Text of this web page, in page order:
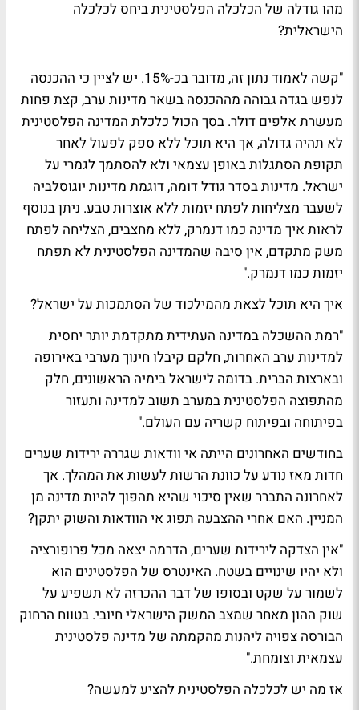
מהו גודלה של הכלכלה הפלסטינית ביחס לכלכלה
הישראלית?
"קשה לאמוד נתון זה, מדובר בכ-15%. יש לציין כי ההכנסה
לנפש בגדה גבוהה מההכנסה בשאר מדינות ערב, קצת פחות
מעשרת אלפים דולר. בסך הכול כלכלת המדינה הפלסטינית
לא תהיה גדולה, אך היא תוכל ללא ספק לפעול לאחר
תקופת הסתגלות באופן עצמאי ולא להסתמך לגמרי על
ישראל. מדינות בסדר גודל דומה, דוגמת מדינות יוגוסלביה
לשעבר מצליחות לפתח יזמות ללא אוצרות טבע. ניתן בנוסף
לראות איך מדינה כמו דנמרק, ללא מחצבים, הצליחה לפתח
משק מתקדם, אין סיבה שהמדינה הפלסטינית לא תפתח
יזמות כמו דנמרק."
איך היא תוכל לצאת מהמילכוד של הסתמכות על ישראל?
"רמת ההשכלה במדינה העתידית מתקדמת יותר יחסית
למדינות ערב האחרות, חלקם קיבלו חינוך מערבי באירופה
ובארצות הברית. בדומה לישראל בימיה הראשונים, חלק
מהתפוצה הפלסטינית במערב תשוב למדינה ותעזור
בפיתוחה ובפיתוח קשריה עם העולם."
בחודשים האחרונים הייתה אי וודאות שגררה ירידות שערים
חדות מאז נודע על כוונת הרשות לעשות את המהלך. אך
לאחרונה התברר שאין סיכוי שהיא תהפוך להיות מדינה מן
המניין. האם אחרי ההצבעה תפוג אי הוודאות והשוק יתקן?
"אין הצדקה לירידות שערים, הדרמה יצאה מכל פרופורציה
ולא יהיו שינויים בשטח. האינטרס של הפלסטינים הוא
לשמור על שקט ובסופו של דבר ההכרזה לא תשפיע על
שוק ההון מאחר שמצב המשק הישראלי חיובי. בטווח הרחוק
הבורסה צפויה ליהנות מהקמתה של מדינה פלסטינית
עצמאית וצומחת."
אז מה יש לכלכלה הפלסטינית להציע למעשה?